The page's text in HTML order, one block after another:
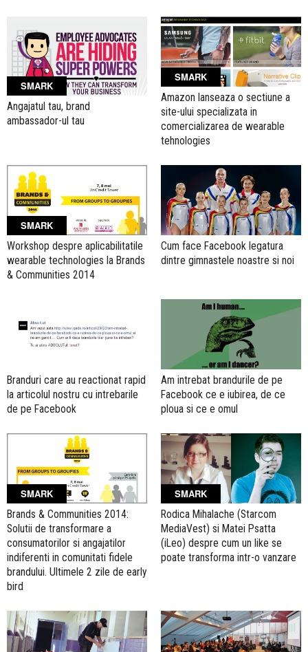
SMARK
Angajatul tau, brand
ambassador-ul tau
SMARK
Amazon lanseaza o sectiune a
site-ului specializata in
comercializarea de wearable
tehnologies
SMARK
Workshop despre aplicabilitatile
wearable technologies la Brands
& Communities 2014
Cum face Facebook legatura
dintre gimnastele noastre si noi
Branduri care au reactionat rapid
la articolul nostru cu intrebarile
de pe Facebook
Am intrebat brandurile de pe
Facebook ce e iubirea, de ce
ploua si ce e omul
SMARK
Brands & Communities 2014:
Solutii de transformare a
consumatorilor si angajatilor
indiferenti in comunitati fidele
brandului. Ultimele 2 zile de early
bird
SMARK
Rodica Mihalache (Starcom
MediaVest) si Matei Psatta
(iLeo) despre cum un like se
poate transforma intr-o vanzare